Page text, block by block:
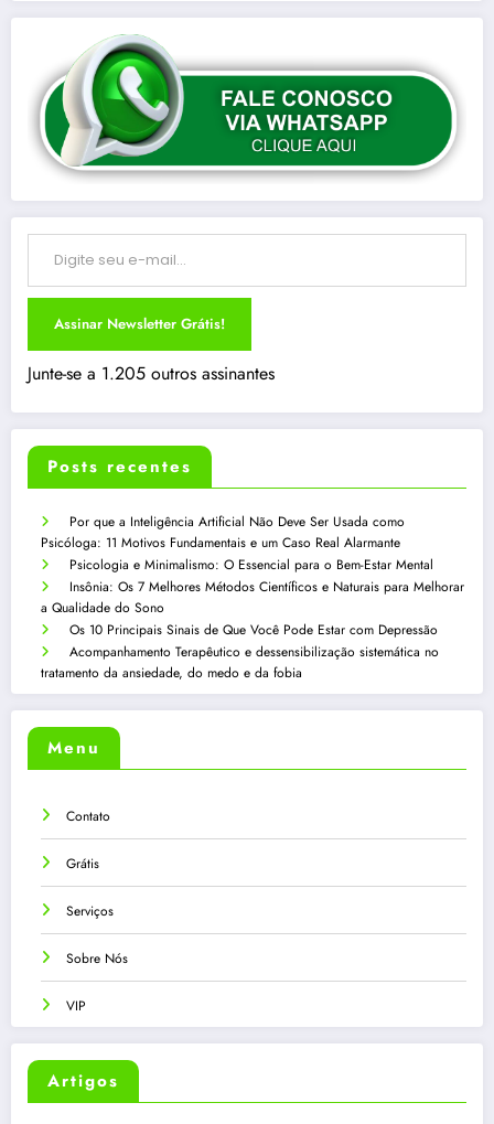
Digite seu e-mail…
Assinar Newsletter Grátis!
Junte-se a 1.205 outros assinantes
Posts recentes
Por que a Inteligência Artificial Não Deve Ser Usada como
Psicóloga: 11 Motivos Fundamentais e um Caso Real Alarmante
Psicologia e Minimalismo: O Essencial para o Bem-Estar Mental
Insônia: Os 7 Melhores Métodos Científicos e Naturais para Melhorar
a Qualidade do Sono
Os 10 Principais Sinais de Que Você Pode Estar com Depressão
Acompanhamento Terapêutico e dessensibilização sistemática no
tratamento da ansiedade, do medo e da fobia
Menu
Contato
Grátis
Serviços
Sobre Nós
VIP
Artigos